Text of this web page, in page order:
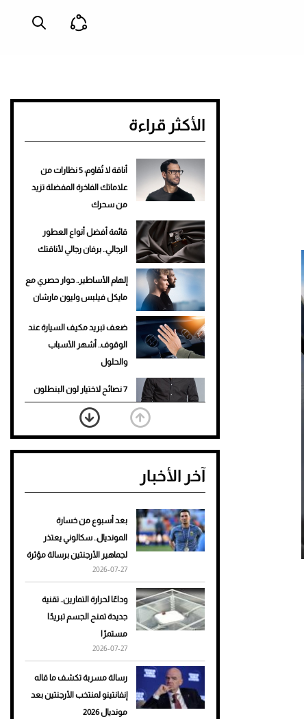
الأكثر قراءة
أناقة لا تُقاوم: 5 نظارات من
علاماتك الفاخرة المفضلة تزيد
من سحرك
قائمة أفضل أنواع العطور
الرجالي.. برفان رجالي لأناقتك
إلهام الأساطير.. حوار حصري مع
مايكل فيلبس وليون مارشان
ضعف تبريد مكيف السيارة عند
الوقوف.. أشهر الأسباب
والحلول
7 نصائح لاختيار لون البنطلون
المناسب للقميص الأسود
نرى المستقبل من خلال
تصميماتنا.. كيف حجزت 1886
تمنحك فخامة استثنائية
هوى الأبطال
أفضل تدريج للشعر الطويل
لإطلالة جريئة وعصرية
للرجال
آخر الأخبار
بعد أسبوع من خسارة
المونديال.. سكالوني يعتذر
لجماهير الأرجنتين برسالة مؤثرة
2026-07-27
وداعًا لحرارة التمارين.. تقنية
جديدة تمنح الجسم تبريدًا
مستمرًا
2026-07-27
رسالة مسربة تكشف ما قاله
إنفانتينو لمنتخب الأرجنتين بعد
مونديال 2026